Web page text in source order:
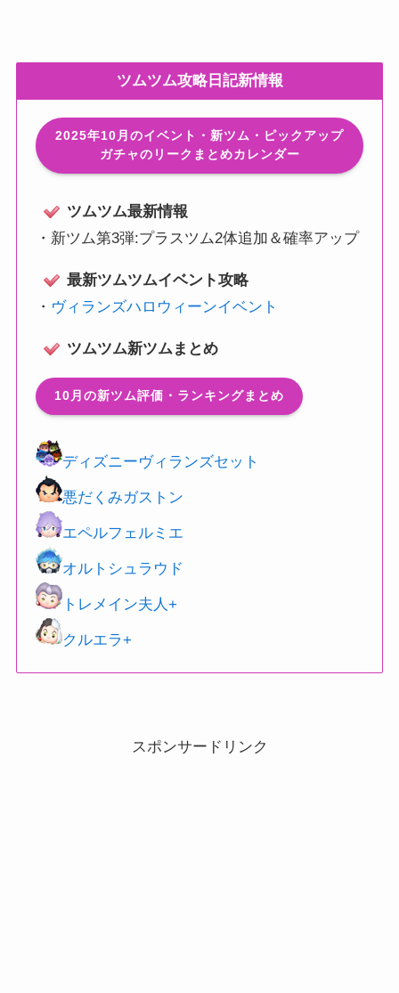
ツムツム攻略日記新情報
2025年10月のイベント・新ツム・ピックアップ
ガチャのリークまとめカレンダー
ツムツム最新情報
・ 新ツム第3弾:プラスツム2体追加＆確率アップ
最新ツムツムイベント攻略
・ ヴィランズハロウィーンイベント
ツムツム新ツムまとめ
10月の新ツム評価・ランキングまとめ
ディズニーヴィランズセット
悪だくみガストン
エペルフェルミエ
オルトシュラウド
トレメイン夫人+
クルエラ+
スポンサードリンク